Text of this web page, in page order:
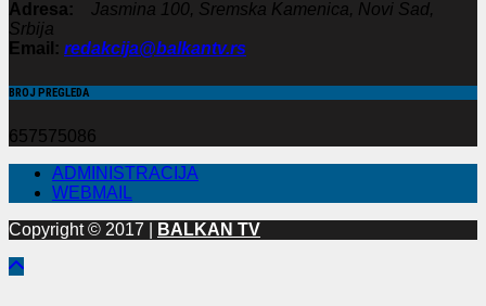
Adresa:
Jasmina 100, Sremska Kamenica, Novi Sad,
Srbija
Email: redakcija@balkantv.rs
BROJ PREGLEDA
657575086
ADMINISTRACIJA
WEBMAIL
Copyright © 2017 |
BALKAN TV